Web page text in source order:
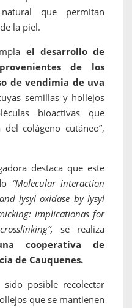
que permitan
la piel.
el desarrollo de
de los
de vendimia de uva
semillas y hollejos
bioactivas que
colágeno cutáneo”,
destaca que este
“Molecular interaction
lysyl oxidase by lysyl
implicationas for
se realiza
cooperativa de
de Cauquenes.
sido posible recolectar
que se mantienen